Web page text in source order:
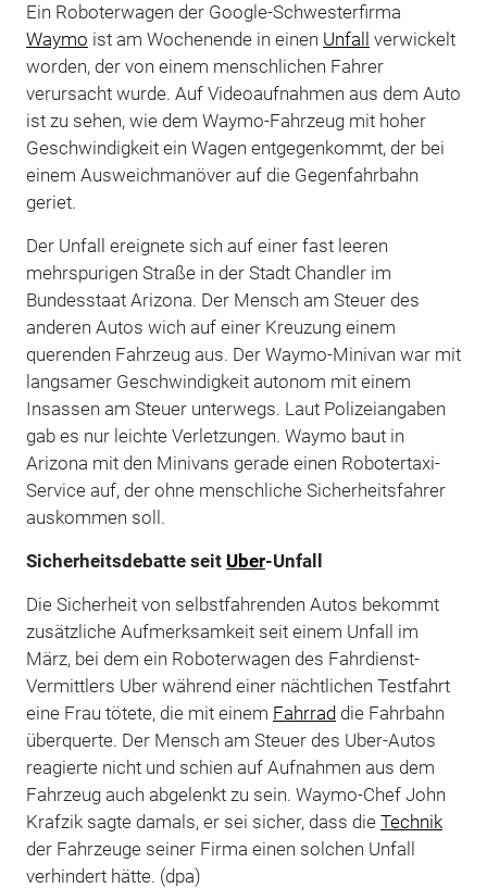
Ein Roboterwagen der Google-Schwesterfirma
Waymo ist am Wochenende in einen Unfall verwickelt
worden, der von einem menschlichen Fahrer
verursacht wurde. Auf Videoaufnahmen aus dem Auto
ist zu sehen, wie dem Waymo-Fahrzeug mit hoher
Geschwindigkeit ein Wagen entgegenkommt, der bei
einem Ausweichmanöver auf die Gegenfahrbahn
geriet.
Der Unfall ereignete sich auf einer fast leeren
mehrspurigen Straße in der Stadt Chandler im
Bundesstaat Arizona. Der Mensch am Steuer des
anderen Autos wich auf einer Kreuzung einem
querenden Fahrzeug aus. Der Waymo-Minivan war mit
langsamer Geschwindigkeit autonom mit einem
Insassen am Steuer unterwegs. Laut Polizeiangaben
gab es nur leichte Verletzungen. Waymo baut in
Arizona mit den Minivans gerade einen Robotertaxi-
Service auf, der ohne menschliche Sicherheitsfahrer
auskommen soll.
Sicherheitsdebatte seit Uber-Unfall
Die Sicherheit von selbstfahrenden Autos bekommt
zusätzliche Aufmerksamkeit seit einem Unfall im
März, bei dem ein Roboterwagen des Fahrdienst-
Vermittlers Uber während einer nächtlichen Testfahrt
eine Frau tötete, die mit einem Fahrraddie Fahrbahn
überquerte. Der Mensch am Steuer des Uber-Autos
reagierte nicht und schien auf Aufnahmen aus dem
Fahrzeug auch abgelenkt zu sein. Waymo-Chef John
Krafzik sagte damals, er sei sicher, dass die Technik
der Fahrzeuge seiner Firma einen solchen Unfall
verhindert hätte. (dpa)